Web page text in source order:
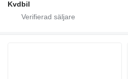
Kvdbil